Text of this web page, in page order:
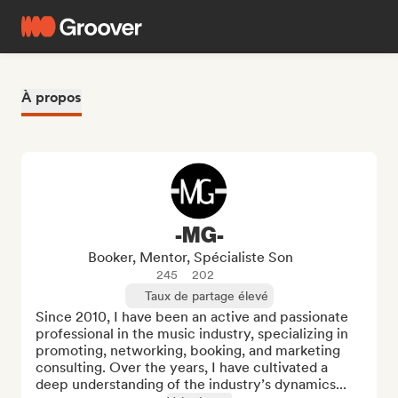
À propos
-MG-
Booker, Mentor, Spécialiste Son
245
202
Taux de partage élevé
Since 2010, I have been an active and passionate
professional in the music industry, specializing in
promoting, networking, booking, and marketing
consulting. Over the years, I have cultivated a
deep understanding of the industry’s dynamics...